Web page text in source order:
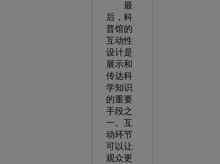
最
后，科
普馆的
互动性
设计是
展示和
传达科
学知识
的重要
手段之
一。互
动环节
可以让
观众更